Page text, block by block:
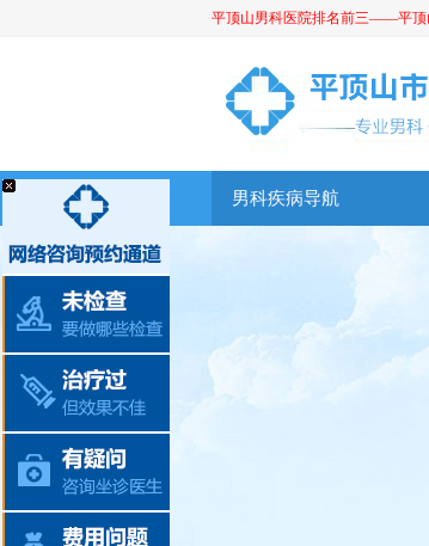
平顶山男科医院排名前三——平顶
男科疾病导航